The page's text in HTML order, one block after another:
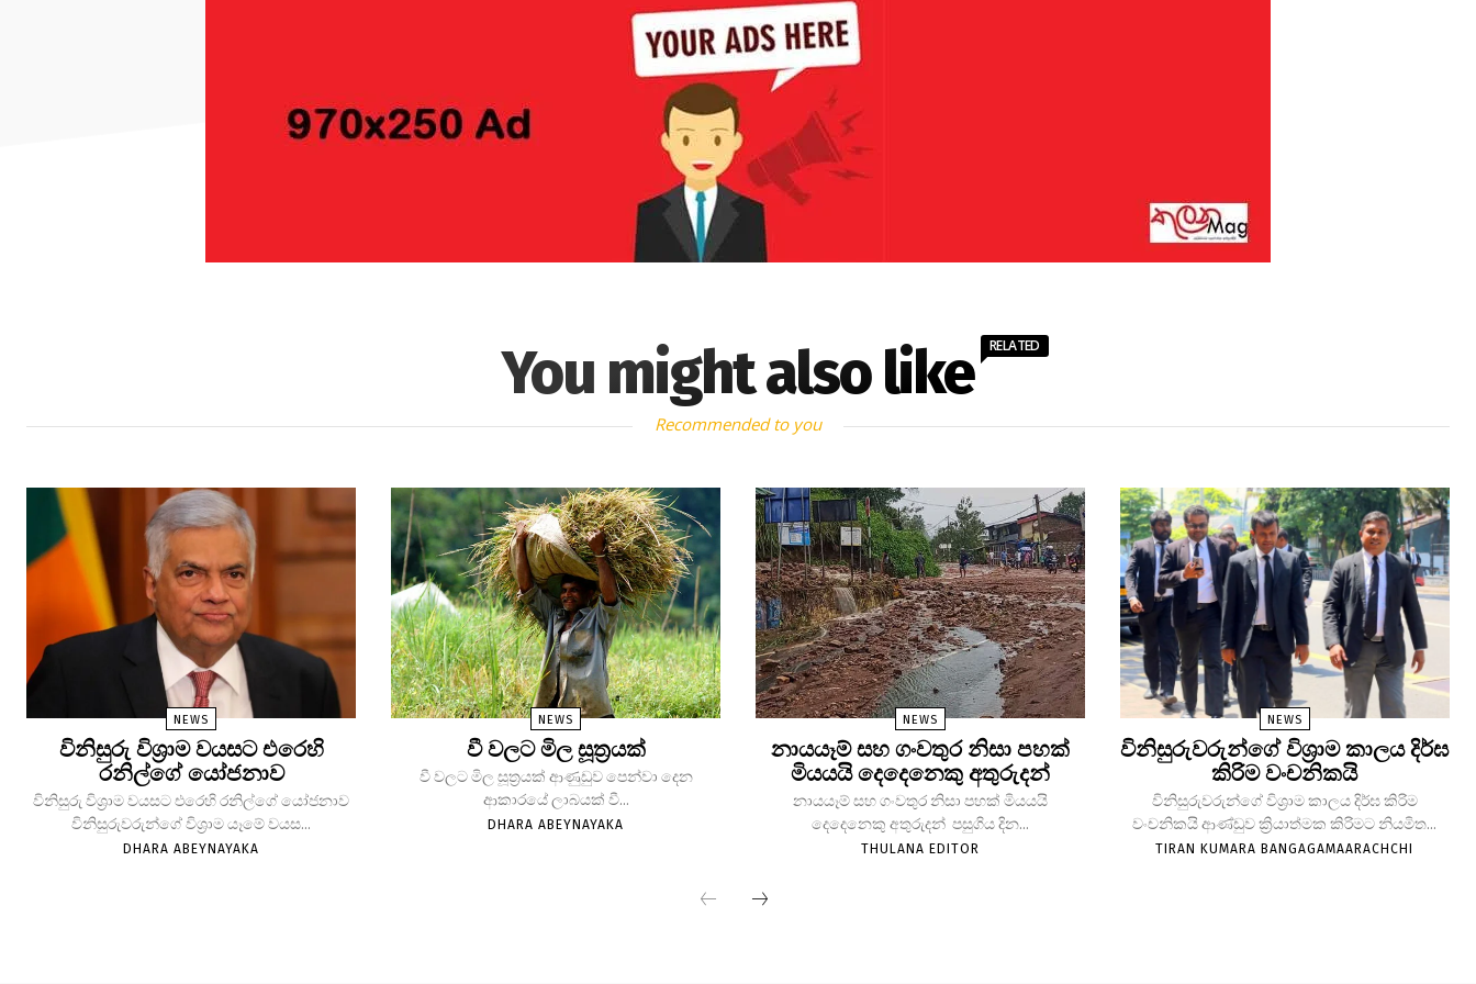
You might also like RELATED
Recommended to you
NEWS
විනිසුරු විශ්‍රාම වයසට එරෙහි
රනිල්ගේ යෝජනාව
විනිසුරු විශ්‍රාම වයසට එරෙහි රනිල්ගේ යෝජනාව
විනිසුරුවරුන්ගේ විශ්‍රාම යෑමේ වයස...
DHARA ABEYNAYAKA
NEWS
වී වලට මිල සූත්‍රයක්
වී වලට මිල සූත්‍රයක් ආණුඩුව පෙන්වා දෙන
ආකාරයේ ලාබයක් වී...
DHARA ABEYNAYAKA
NEWS
නායයෑම් සහ ගංවතුර නිසා පහක්
මියයයි දෙදෙනෙකු අතුරුදන්
නායයෑම් සහ ගංවතුර නිසා පහක් මියයයි
දෙදෙනෙකු අතුරුදන් පසුගිය දින...
THULANA EDITOR
NEWS
විනිසුරුවරුන්ගේ විශ්‍රාම කාලය දිර්ඝ
කිරිම වංචනිකයි
විනිසුරුවරුන්ගේ විශ්‍රාම කාලය දිර්ඝ කිරිම
වංචනිකයි ආණ්ඩුව ක්‍රියාත්මක කිරිමට නියමිත...
TIRAN KUMARA BANGAGAMAARACHCHI